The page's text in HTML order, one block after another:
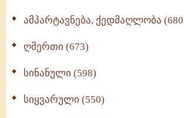
ამპარტავნება, ქედმაღლობა
ღმერთი (673)
სინანული (598)
სიყვარული (550)